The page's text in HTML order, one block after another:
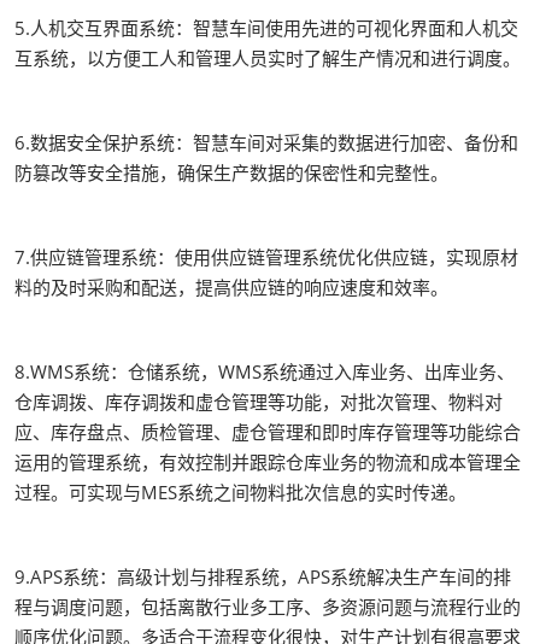
5.人机交互界面系统：智慧车间使用先进的可视化界面和人机交
互系统，以方便工人和管理人员实时了解生产情况和进行调度。
6.数据安全保护系统：智慧车间对采集的数据进行加密、备份和
防篡改等安全措施，确保生产数据的保密性和完整性。
7.供应链管理系统：使用供应链管理系统优化供应链，实现原材
料的及时采购和配送，提高供应链的响应速度和效率。
8.WMS系统：仓储系统，WMS系统通过入库业务、出库业务、
仓库调拨、库存调拨和虚仓管理等功能，对批次管理、物料对
应、库存盘点、质检管理、虚仓管理和即时库存管理等功能综合
运用的管理系统，有效控制并跟踪仓库业务的物流和成本管理全
过程。可实现与MES系统之间物料批次信息的实时传递。
9.APS系统：高级计划与排程系统，APS系统解决生产车间的排
程与调度问题，包括离散行业多工序、多资源问题与流程行业的
顺序优化问题。多适合于流程变化很快，对生产计划有很高要求